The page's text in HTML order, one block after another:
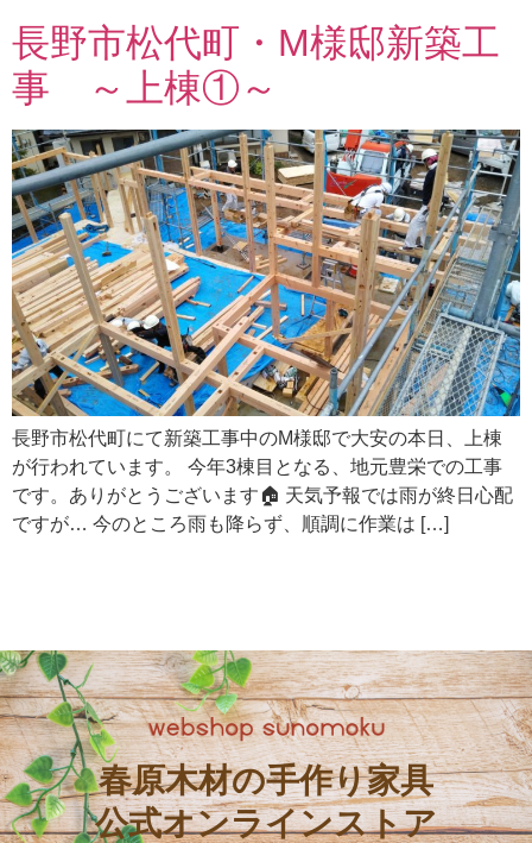
長野市松代町・M様邸新築工
事 ～上棟①～
長野市松代町にて新築工事中のM様邸で大安の本日、上棟
が行われています。 今年3棟目となる、地元豊栄での工事
です。ありがとうございます🏠 天気予報では雨が終日心配
ですが… 今のところ雨も降らず、順調に作業は […]
春原木材の手作り家具
公式オンラインストア